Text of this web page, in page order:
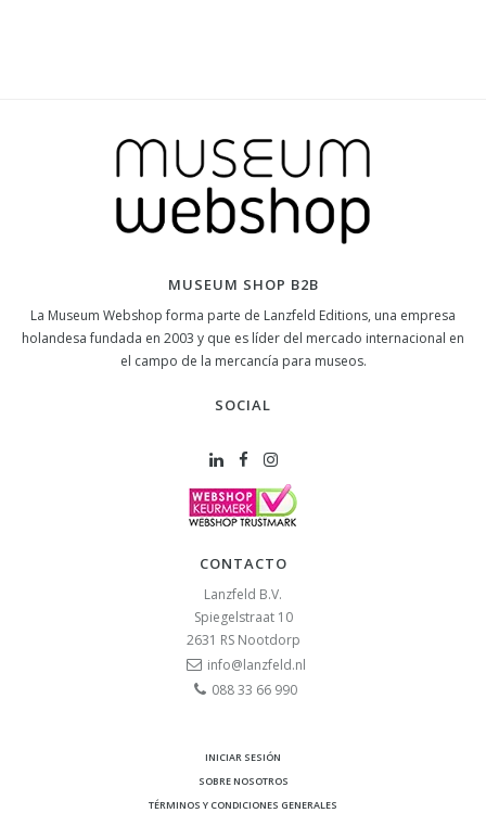
MUSEUM SHOP B2B
La Museum Webshop forma parte de Lanzfeld Editions, una empresa
holandesa fundada en 2003 y que es líder del mercado internacional en
el campo de la mercancía para museos.
SOCIAL
CONTACTO
Lanzfeld B.V.
Spiegelstraat 10
2631 RS Nootdorp
info@lanzfeld.nl
088 33 66 990
INICIAR SESIÓN
SOBRE NOSOTROS
TÉRMINOS Y CONDICIONES GENERALES